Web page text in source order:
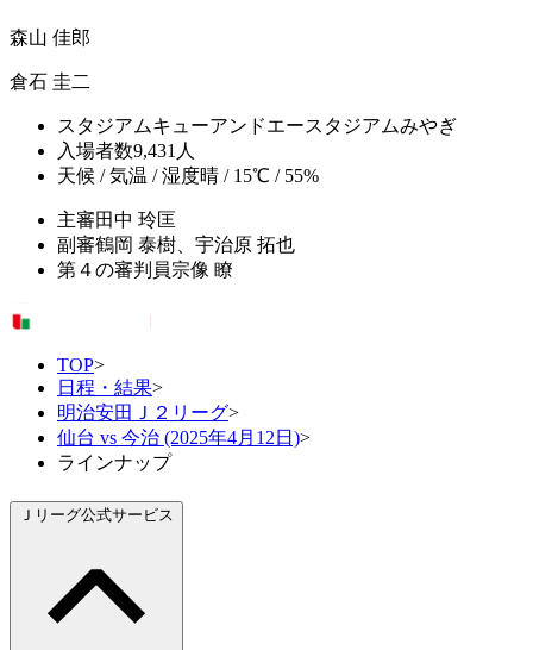
森山 佳郎
倉石 圭二
スタジアムキューアンドエースタジアムみやぎ
入場者数9,431人
天候 / 気温 / 湿度晴 / 15℃ / 55%
主審田中 玲匡
副審鶴岡 泰樹、宇治原 拓也
第４の審判員宗像 瞭
TOP>
日程・結果>
明治安田Ｊ２リーグ>
仙台 vs 今治 (2025年4月12日)>
ラインナップ
Ｊリーグ公式サービス